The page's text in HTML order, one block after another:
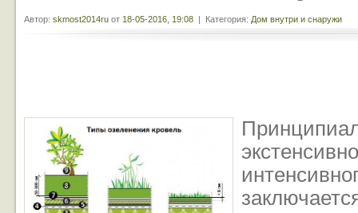
Автор: skmost2014ru от 18-05-2016, 19:08 | Категория: Дом внутри и снаружи